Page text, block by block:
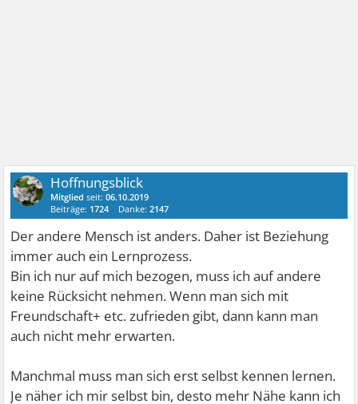
Hoffnungsblick
Mitglied seit:06.10.2019
Beiträge: 1724 Danke:2147
Der andere Mensch ist anders. Daher ist Beziehung
immer auch ein Lernprozess.
Bin ich nur auf mich bezogen, muss ich auf andere
keine Rücksicht nehmen. Wenn man sich mit
Freundschaft+ etc. zufrieden gibt, dann kann man
auch nicht mehr erwarten.
Manchmal muss man sich erst selbst kennen lernen.
Je näher ich mir selbst bin, desto mehr Nähe kann ich